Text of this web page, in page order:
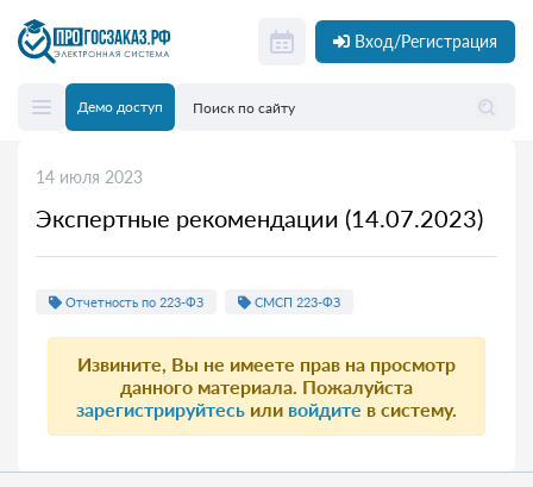
Вход/Регистрация
Демо доступ
14 июля 2023
Экспертные рекомендации (14.07.2023)
Отчетность по 223-ФЗ СМСП 223-ФЗ
Извините, Вы не имеете прав на просмотр
данного материала. Пожалуйста
зарегистрируйтесь или войдите в систему.